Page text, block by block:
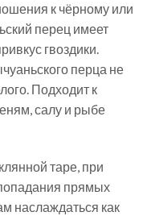
к чёрному или
перец имеет
гвоздики.
перца не
Подходит к
салу и рыбе
таре, при
прямых
наслаждаться как